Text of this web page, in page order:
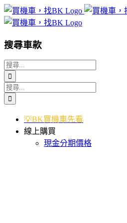
Skip
to
content
搜尋車款
搜
索
結
果：
搜
索
💡BK買機車先看
線上購買
現金分期價格